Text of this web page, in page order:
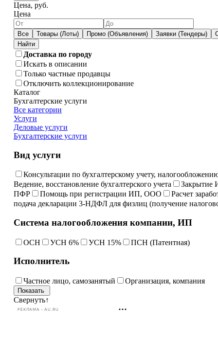
Цена, руб.
Цена
Все Товары (Лоты) Промо (Объявления) Заявки (Тендеры)
Доставка по городу
Искать в описании
Только частные продавцы
Отключить коллекционирование
Каталог
Бухгалтерские услуги
Все категории
Услуги
Деловые услуги
Бухгалтерские услуги
Вид услуги
Консультации по бухгалтерскому учету,
Ведение, восстановление бухгалтерского учета
Закрытие
ПФР
Помощь при регистрации ИП, ООО Расчет
подача декларации 3-НДФЛ для физлиц (получение
Система налогообложения компании, ИП
ОСН УСН 6% УСН 15% ПСН (Патентная)
Исполнитель
Частное лицо, самозанятый Организация, компания
Свернуть↑
РЕКЛАМА • AU.RU